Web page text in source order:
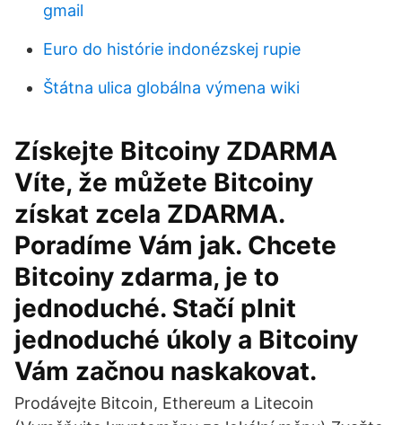
gmail
Euro do histórie indonézskej rupie
Štátna ulica globálna výmena wiki
Získejte Bitcoiny ZDARMA
Víte, že můžete Bitcoiny
získat zcela ZDARMA.
Poradíme Vám jak. Chcete
Bitcoiny zdarma, je to
jednoduché. Stačí plnit
jednoduché úkoly a Bitcoiny
Vám začnou naskakovat.
Prodávejte Bitcoin, Ethereum a Litecoin